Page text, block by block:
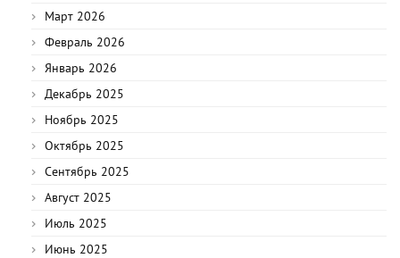
Март 2026
Февраль 2026
Январь 2026
Декабрь 2025
Ноябрь 2025
Октябрь 2025
Сентябрь 2025
Август 2025
Июль 2025
Июнь 2025